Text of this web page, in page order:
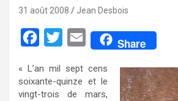
31 août 2008 Jean Desbois
c
e
E
a
i
Share
« L’an mil sept cens
soixante-quinze et le
vingt-trois de mars,